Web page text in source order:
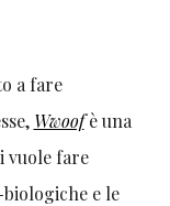
a fare
Wwoofè una
vuole fare
e le